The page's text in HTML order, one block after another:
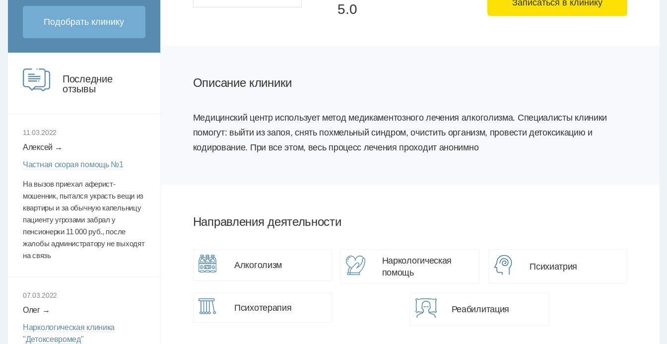
5.0
Описание клиники
Медицинский центр использует метод медикаментозного лечения алкоголизма. Специалисты клиники
помогут: выйти из запоя, снять похмельный синдром, очистить организм, провести детоксикацию и
кодирование. При все этом, весь процесс лечения проходит анонимно
Направления деятельности
Алкоголизм
Наркологическая
помощь
Психиатрия
Психотерапия Реабилитация
Последние
отзывы
11.03.2022
Алексей →
Частная скорая помощь №1
На вызов приехал аферист-
мошенник, пытался украсть вещи из
квартиры и за обычную капельницу
пациенту угрозами забрал у
пенсионерки 11 000 руб., после
жалобы администратору не выходят
на связь
07.03.2022
Олег →
Наркологическая клиника
"Детоксевромед"